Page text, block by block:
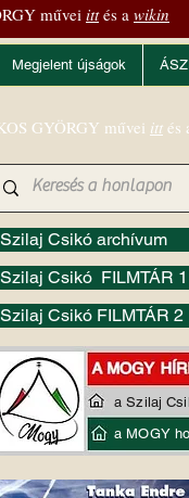
műveiittés a wikin
Megjelent újságok
Szilaj Csikó archívum
Szilaj Csikó FILMTÁR
Szilaj Csikó FILMTÁR 2
GYÖRGY művei itt és
a Szilaj
a MOGY